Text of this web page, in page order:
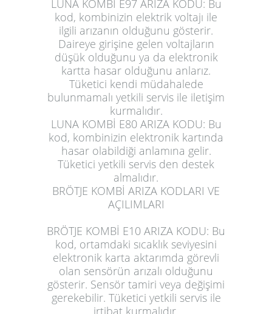
LUNA KOMBİ E97 ARIZA KODU: Bu
kod, kombinizin elektrik voltajı ile
ilgili arızanın olduğunu gösterir.
Daireye girişine gelen voltajların
düşük olduğunu ya da elektronik
kartta hasar olduğunu anlarız.
Tüketici kendi müdahalede
bulunmamalı yetkili servis ile iletişim
kurmalıdır.
LUNA KOMBİ E80 ARIZA KODU: Bu
kod, kombinizin elektronik kartında
hasar olabildiği anlamına gelir.
Tüketici yetkili servis den destek
almalıdır.
BRÖTJE KOMBİ ARIZA KODLARI VE
AÇILIMLARI
BRÖTJE KOMBİ E10 ARIZA KODU: Bu
kod, ortamdaki sıcaklık seviyesini
elektronik karta aktarımda görevli
olan sensörün arızalı olduğunu
gösterir. Sensör tamiri veya değişimi
gerekebilir. Tüketici yetkili servis ile
irtibat kurmalıdır.